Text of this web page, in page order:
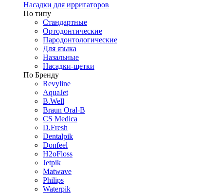
Насадки для ирригаторов
По типу
Стандартные
Ортодонтические
Пародонтологические
Для языка
Назальные
Насадки-щетки
По Бренду
Revyline
AquaJet
B.Well
Braun Oral-B
CS Medica
D.Fresh
Dentalpik
Donfeel
H2oFloss
Jetpik
Matwave
Philips
Waterpik